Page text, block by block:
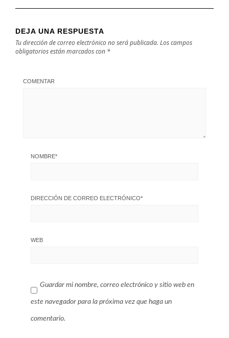
DEJA UNA RESPUESTA
Tu dirección de correo electrónico no será publicada. Los campos
obligatorios están marcados con *
COMENTAR
NOMBRE*
DIRECCIÓN DE CORREO ELECTRÓNICO*
WEB
Guardar mi nombre, correo electrónico y sitio web en
este navegador para la próxima vez que haga un
comentario.